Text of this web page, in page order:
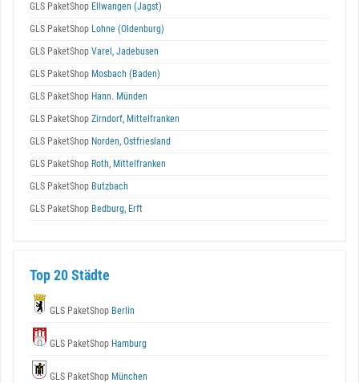
GLS PaketShop Ellwangen (Jagst)
GLS PaketShop Lohne (Oldenburg)
GLS PaketShop Varel, Jadebusen
GLS PaketShop Mosbach (Baden)
GLS PaketShop Hann. Münden
GLS PaketShop Zirndorf, Mittelfranken
GLS PaketShop Norden, Ostfriesland
GLS PaketShop Roth, Mittelfranken
GLS PaketShop Butzbach
GLS PaketShop Bedburg, Erft
Top 20 Städte
GLS PaketShop Berlin
GLS PaketShop Hamburg
GLS PaketShop München